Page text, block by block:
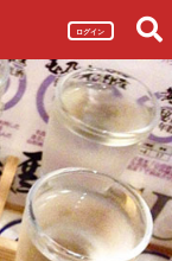
ログイン